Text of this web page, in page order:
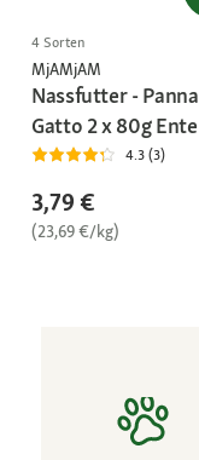
4 Sorten
MjAMjAM
Nassfutter - Panna
Gatto 2 x 80g Ente
4.3 (3)
3,79 €
(23,69 €/kg)